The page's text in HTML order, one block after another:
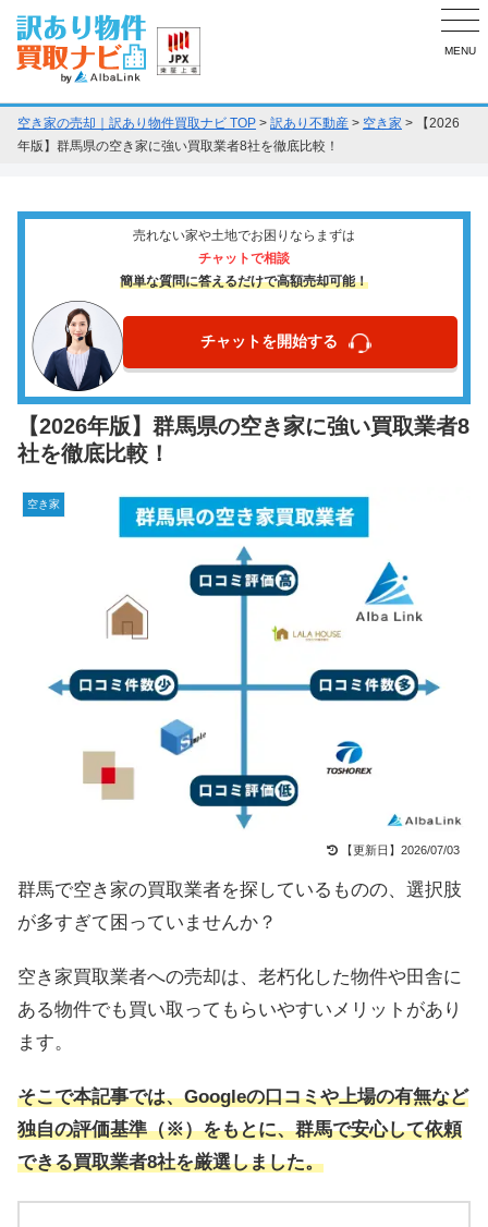
MENU
空き家の売却｜訳あり物件買取ナビ TOP > 訳あり不動産 > 空き家 >
【2026
年版】群馬県の空き家に強い買取業者8社を徹底比較！
売れない家や土地でお困りならまずは
チャットで相談
簡単な質問に答えるだけで高額売却可能！
チャットを開始する
【2026年版】群馬県の空き家に強い買取業者8
社を徹底比較！
空き家
【更新日】2026/07/03
群馬で空き家の買取業者を探しているものの、選択肢
が多すぎて困っていませんか？
空き家買取業者への売却は、老朽化した物件や田舎に
ある物件でも買い取ってもらいやすいメリットがあり
ます。
そこで本記事では、Googleの口コミや上場の有無など
独自の評価基準（※）をもとに、群馬で安心して依頼
できる買取業者8社を厳選しました。